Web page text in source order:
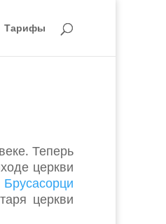
Тарифы
Теперь
церкви
церкви